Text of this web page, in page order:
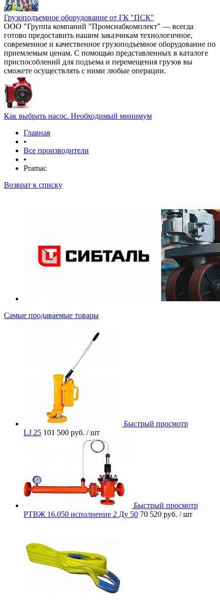
Грузоподъемное оборудование от ГК "ПСК"
ООО "Группа компаний "Промснабкомплект" — всегда
готово предоставить нашим заказчикам технологичное,
современное и качественное грузоподъемное оборудование по
приемлемым ценам. С помощью представленных в каталоге
приспособлений для подъема и перемещения грузов вы
сможете осуществлять с ними любые операции.
Как выбрать насос. Необходимый минимум
Главная
•
Все производители
•
Pramac
Возврат к списку
Самые продаваемые товары
Быстрый просмотр
LJ 25 101 500 руб. / шт
Быстрый просмотр
РТВЖ 16.050 исполнение 2 Ду 50 70 520 руб. / шт